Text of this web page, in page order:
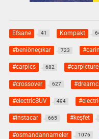
Efsane 41 Kompakt
#beniöneçıkar 723
#carpics 682
#crossover 627
#electricSUV 494
#instacar 665 #keşfet
#osmandannameler 1076